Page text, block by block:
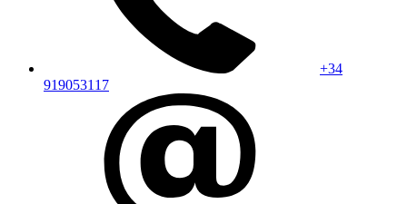
+34
919053117